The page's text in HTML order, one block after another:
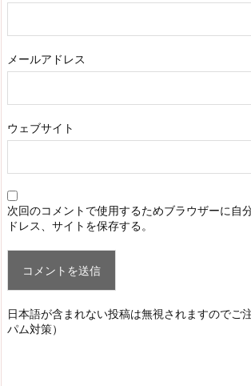
メールアドレス
ウェブサイト
次回のコメントで使用するためブラウザーに自
ドレス、サイトを保存する。
日本語が含まれない投稿は無視されますのでご
パム対策）